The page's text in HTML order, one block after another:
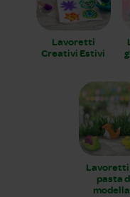
Lavoretti
Creativi Estivi
Lavoretti
pasta